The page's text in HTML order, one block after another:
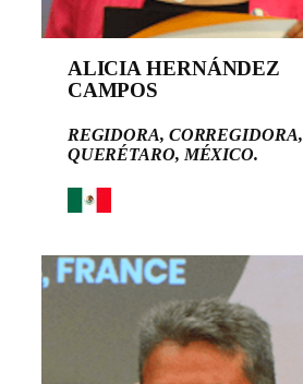
ALICIA HERNÁNDEZ
CAMPOS
REGIDORA, CORREGIDORA,
QUERÉTARO, MÉXICO.